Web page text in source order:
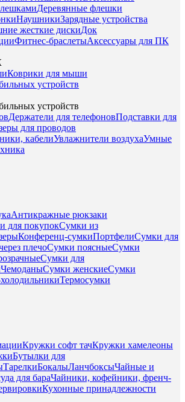
Деревянные флешки
НаушникиЗарядные устройства
жесткие дискиДок
Фитнес-браслетыАксессуары для ПК
Коврики для мыши
устройств
устройств
Держатели для телефоновПодставки для
для проводов
кабелиУвлажнители воздухаУмные
Антикражные рюкзаки
для покупокСумки из
Конференц-сумкиПортфелиСумки для
плечоСумки поясныеСумки
Сумки для
ЧемоданыСумки женскиеСумки
Термосумки
Кружки софт тачКружки хамелеоны
Бутылки для
ТарелкиБокалыЛанчбоксыЧайные и
для бараЧайники, кофейники, френч-
Кухонные принадлежности